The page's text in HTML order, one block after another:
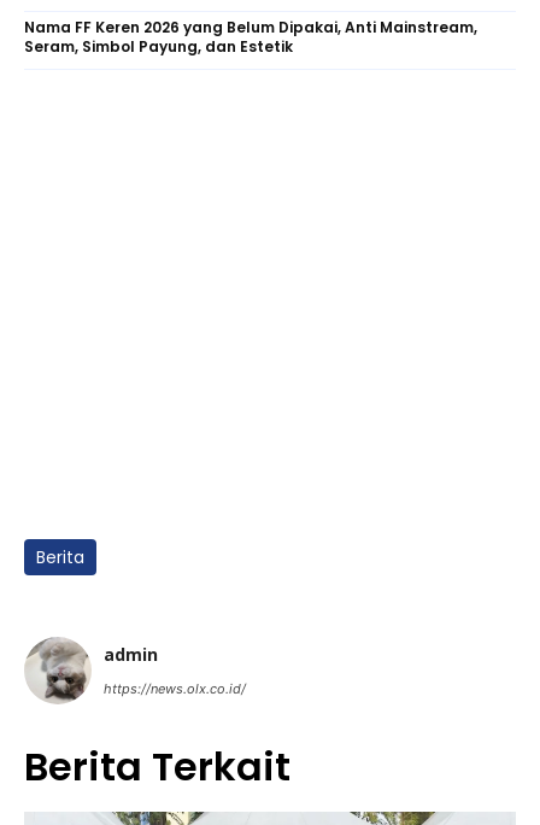
Nama FF Keren 2026 yang Belum Dipakai, Anti Mainstream,
Seram, Simbol Payung, dan Estetik
Berita
admin
https://news.olx.co.id/
Berita Terkait